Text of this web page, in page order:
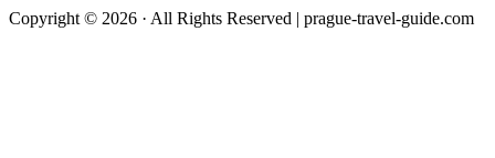
Copyright © 2026 · All Rights Reserved | prague-travel-guide.com